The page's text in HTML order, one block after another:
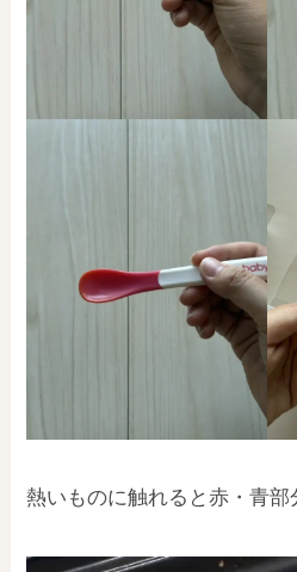
熱いものに触れると赤・青部